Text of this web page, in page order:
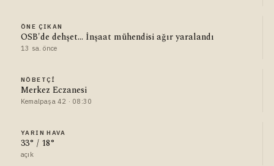
ÖNE ÇIKAN
OSB'de dehşet... İnşaat mühendisi ağır yaralandı
13 sa. önce
NÖBETÇI
Merkez Eczanesi
Kemalpaşa 42 · 08:30
YARIN HAVA
33° / 18°
açık